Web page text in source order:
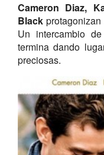
Cameron Diaz,
Blackprotagonizan
Un intercambio
termina dando
preciosas.